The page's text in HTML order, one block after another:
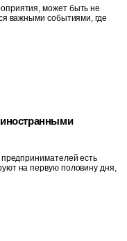
может быть не
важными событиями, где
иностранными
есть
на первую половину дня,